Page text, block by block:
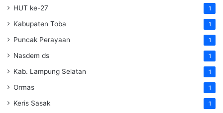
HUT ke-27 1
Kabupaten Toba 1
Puncak Perayaan 1
Nasdem ds 1
Kab. Lampung Selatan 1
Ormas 1
Keris Sasak 1